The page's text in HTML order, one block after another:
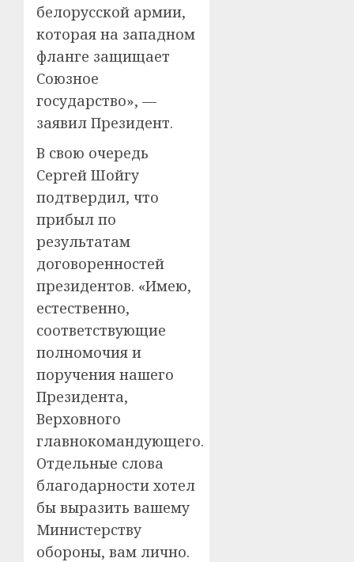
белорусской армии,
которая на западном
фланге защищает
Союзное
государство», —
заявил Президент.
В свою очередь
Сергей Шойгу
подтвердил, что
прибыл по
результатам
договоренностей
президентов. «Имею,
естественно,
соответствующие
полномочия и
поручения нашего
Президента,
Верховного
главнокомандующего.
Отдельные слова
благодарности хотел
бы выразить вашему
Министерству
обороны, вам лично.